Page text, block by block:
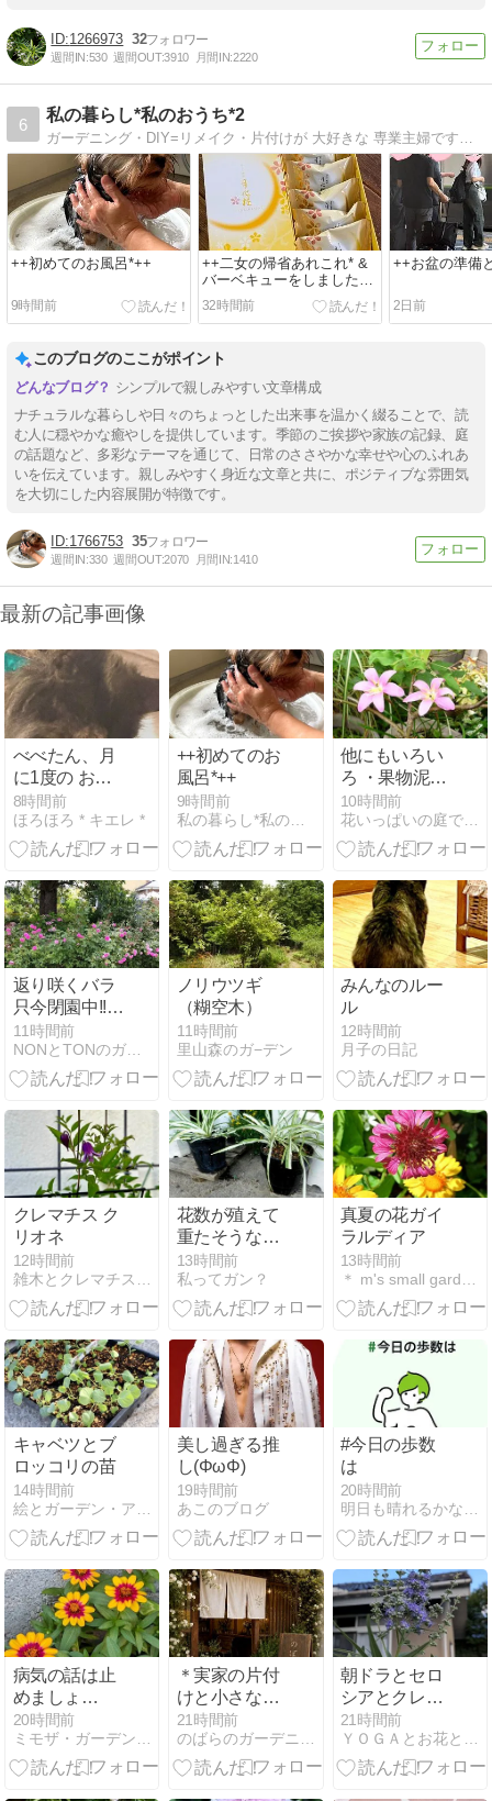
1266973 32
週間IN:530 週間OUT:3910 月間IN:2220
6
私の暮らし*私のおうち*2
++初めてのお風呂*++
9時間前
++二女の帰省あれこれ* &
バーベキューをしました
*++
32時間前
++お盆の準備
2日前
このブログのここがポイント
シンプルで親しみやすい文章構成
ナチュラルな暮らしや日々のちょっとした出来事を温かく綴ることで、読
む人に穏やかな癒やしを提供しています。季節のご挨拶や家族の記録、庭
の話題など、多彩なテーマを通じて、日常のささやかな幸せや心のふれあ
いを伝えています。親しみやすく身近な文章と共に、ポジティブな雰囲気
を大切にした内容展開が特徴です。
1766753 35
週間IN:330 週間OUT:2070 月間IN:1410
最新の記事画像
べべたん、月
に1度の お薬
投与
8時間前
ほろほろ * キエレ *
++初めてのお
風呂*++
9時間前
私の暮らし*私のおうち*2
他にもいろい
ろ ・果物泥
棒・増える?
交通事故・恥
を知らない福
10時間前
花いっぱいの庭で・・
返り咲くバラ
只今閉園中!!コ
スモス・ダリ
アシーズンは
9月5日(土)～
11時間前
NONとTONのガーデンづくり
ノリウツギ
（糊空木）
11時間前
里山森のガ−デン
みんなのルー
ル
12時間前
月子の日記
クレマチス ク
リオネ
12時間前
花数が殖えて
重たそうなの
で分けたり挿
し芽したり
13時間前
私ってガン？
真夏の花ガイ
ラルディア
13時間前
キャベツとブ
ロッコリの苗
14時間前
絵とガーデン・アンの庭
美し過ぎる推
し(ΦωΦ)
19時間前
あこのブログ
#今日の歩数
は
20時間前
明日も晴れるかな？だって自転車通勤なんだもの
病気の話は止
めましょ
う。。。
20時間前
ミモザ・ガーデンの日記
＊実家の片付
けと小さな店
の始まり34話
グリーンいっ
ぱいの店内に
21時間前
のばらのガーデニングブログ
朝ドラとセロ
シアとクレマ
チス
21時間前
ＹＯＧＡとお花とナチュラルライフ